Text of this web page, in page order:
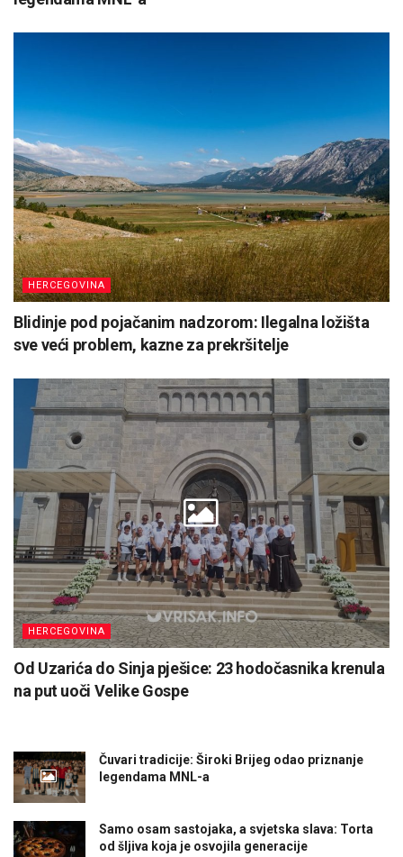
HERCEGOVINA
Blidinje pod pojačanim nadzorom: Ilegalna ložišta
sve veći problem, kazne za prekršitelje
HERCEGOVINA
Od Uzarića do Sinja pješice: 23 hodočasnika krenula
na put uoči Velike Gospe
Čuvari tradicije: Široki Brijeg odao priznanje
legendama MNL-a
Samo osam sastojaka, a svjetska slava: Torta
od šljiva koja je osvojila generacije